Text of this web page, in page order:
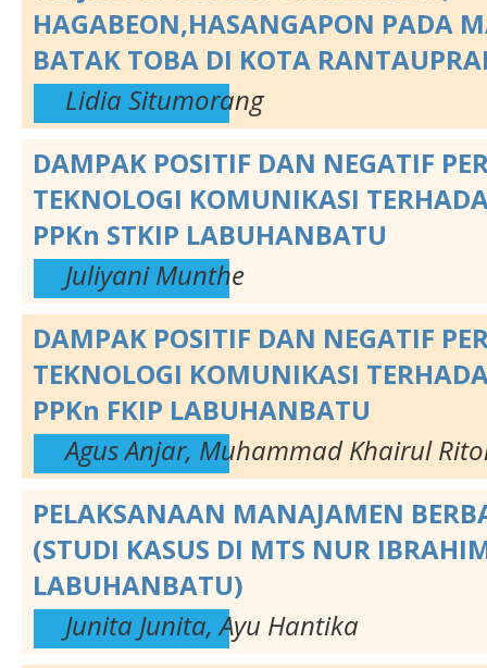
HAGABEON,HASANGAPON PADA
BATAK TOBA DI KOTA
Lidia Situmorang
DAMPAK POSITIF DAN NEGATIF
TEKNOLOGI KOMUNIKASI
PPKn STKIP LABUHANBATU
Juliyani Munthe
DAMPAK POSITIF DAN NEGATIF
TEKNOLOGI KOMUNIKASI
PPKn FKIP LABUHANBATU
Agus Anjar, Muhammad Khairul
PELAKSANAAN MANAJAMEN
(STUDI KASUS DI MTS NUR
LABUHANBATU)
Junita Junita, Ayu Hantika